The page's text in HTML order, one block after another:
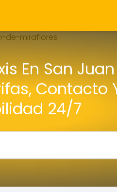
En San
Contacto
24/7